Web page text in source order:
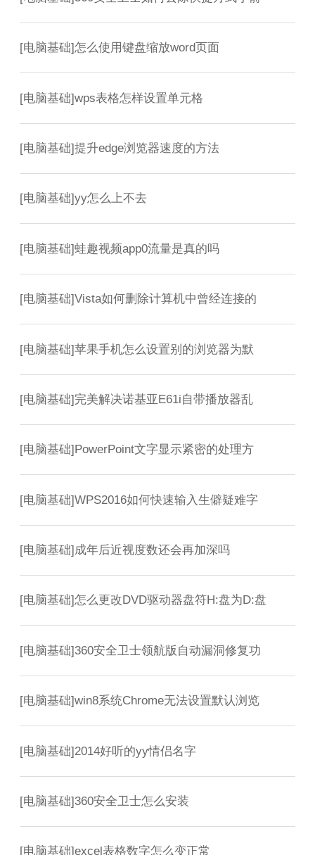
[电脑基础]怎么使用键盘缩放word页面
[电脑基础]wps表格怎样设置单元格
[电脑基础]提升edge浏览器速度的方法
[电脑基础]yy怎么上不去
[电脑基础]蛙趣视频app0流量是真的吗
[电脑基础]Vista如何删除计算机中曾经连接的
[电脑基础]苹果手机怎么设置别的浏览器为默
[电脑基础]完美解决诺基亚E61i自带播放器乱
[电脑基础] PowerPoint文字显示紧密的处理方
[电脑基础]WPS2016如何快速输入生僻疑难字
[电脑基础]成年后近视度数还会再加深吗
[电脑基础]怎么更改DVD驱动器盘符H:盘为D:盘
[电脑基础]360安全卫士领航版自动漏洞修复功
[电脑基础]win8系统Chrome无法设置默认浏览
[电脑基础]2014好听的yy情侣名字
[电脑基础]360安全卫士怎么安装
[电脑基础]excel表格数字怎么变正常